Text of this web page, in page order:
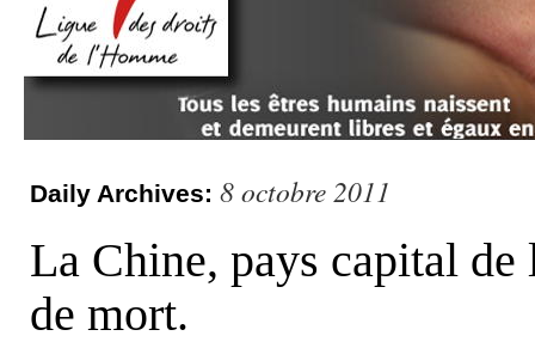
Daily Archives: 8 octobre 2011
La Chine, pays capital de
de mort.